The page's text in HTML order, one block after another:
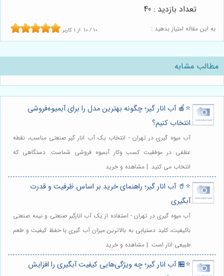
به این مقاله امتیاز بدهید : 10 / 10 از 1 کاربر
تعداد بازدید : 40
مطالب مشابه
⭐️🍎 آب انار گیر؛ چگونه بهترین مدل را برای آبمیوه‌فروشی
انتخاب کنیم؟
آب میوه گیری در تهران - انتخاب یک آب انار گیر صنعتی مناسب، نقطه
عطفی در موفقیت کسب وکار آبمیوه فروشی شماست. دستگاهی که
انتخاب می کنید. | مشاهده و خرید
⭐️🥤 آب انار گیر؛ راهنمای خرید بر اساس ظرفیت و قدرت
آبگیری
آب میوه گیری در تهران - استفاده از یک آب انارگیر صنعتی و نیمه صنعتی
باکیفیت، کلید دستیابی به بالاترین میزان آب گیری با حفظ کیفیت و طعم
طبیعی انار است. | مشاهده و خرید
⭐️🏪 آب انار گیر؛ چه ویژگی‌هایی کیفیت آبگیری را افزایش